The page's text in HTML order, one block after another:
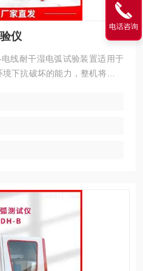
仪
线耐干湿电弧试验装置适用于
下抗破坏的能力，整机将试验
采用西门子PLC进行控制。电
电话咨询